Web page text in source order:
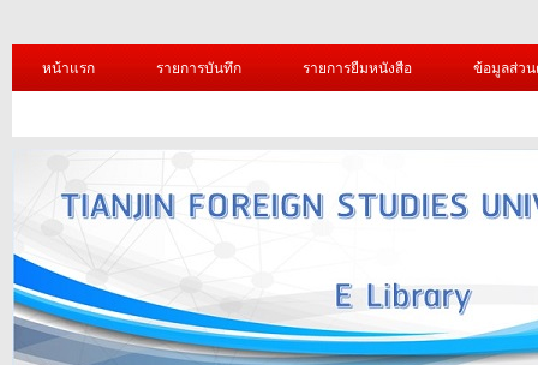
หน้าแรก รายการบันทึก รายการยืมหนังสือ ข้อมูลส่ว